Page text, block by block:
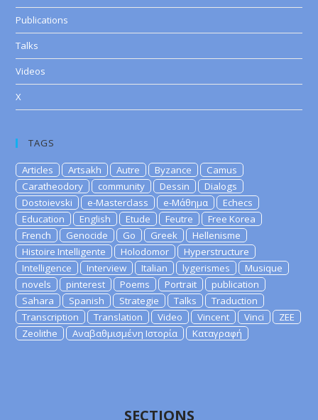
Publications
Talks
Videos
X
TAGS
Articles Artsakh Autre Byzance
Camus
Caratheodory
community Dessin
Dialogs
Dostoievski
e-Masterclass e-Μάθημα
Echecs
Education
English Etude Feutre
Free Korea
French
Genocide Go Greek
Hellenisme
Histoire Intelligente
Holodomor
Hyperstructure
Intelligence
Interview Italian lygerismes
Musique
novels
pinterest Poems Portrait
publication
Sahara
Spanish Strategie Talks
Traduction
Transcription
Translation Video Vincent Vinci
ZEE
Zeolithe
Αναβαθμισμένη Ιστορία Καταγραφή
SECTIONS